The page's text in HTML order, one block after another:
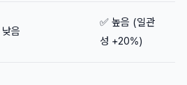
낮음
✅ 높음 (일관
성 +20%)